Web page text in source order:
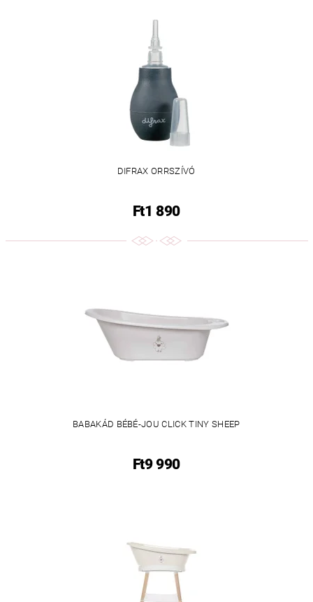
DIFRAX ORRSZÍVÓ
Ft1 890
BABAKÁD BÉBÉ-JOU CLICK TINY SHEEP
Ft9 990